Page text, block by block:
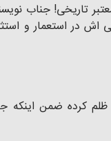
تاریخی! جناب
استعمار و
کرده ضمن اینکه